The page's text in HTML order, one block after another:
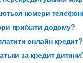
номери
приїхати додому?
онлайн кредит?
за кредит